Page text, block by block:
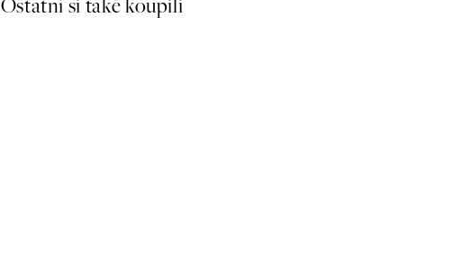
Ostatní si také koupili